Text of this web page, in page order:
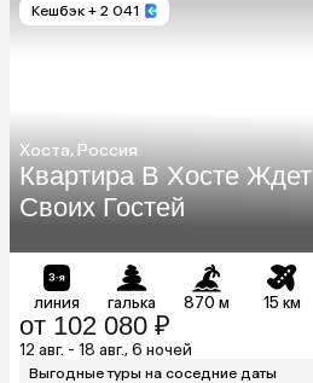
Кешбэк + 2 041
Хоста, Россия
Квартира В Хосте Ждет
Своих Гостей
линия галька 870 м 15 км
от 102 080 ₽
12 авг. - 18 авг., 6 ночей
Выгодные туры на соседние даты